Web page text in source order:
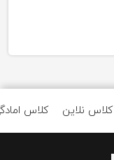
کلاس کلاس نلاین